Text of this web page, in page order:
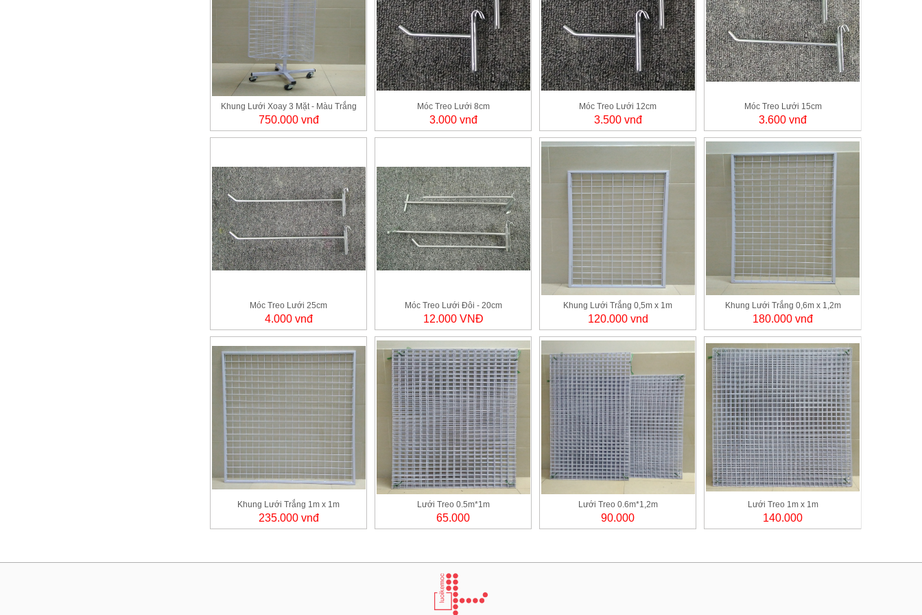
Khung Lưới Xoay 3 Mặt - Màu Trắng
750.000 vnđ
Móc Treo Lưới 8cm
3.000 vnđ
Móc Treo Lưới 12cm
3.500 vnđ
Móc Treo Lưới 15cm
3.600 vnđ
Móc Treo Lưới 25cm
4.000 vnđ
Móc Treo Lưới Đôi - 20cm
12.000 VNĐ
Khung Lưới Trắng 0,5m x 1m
120.000 vnd
Khung Lưới Trắng 0,6m x 1,2m
180.000 vnđ
Khung Lưới Trắng 1m x 1m
235.000 vnđ
Lưới Treo 0.5m*1m
65.000
Lưới Treo 0.6m*1,2m
90.000
Lưới Treo 1m x 1m
140.000